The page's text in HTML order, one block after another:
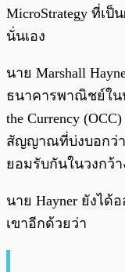
MicroStrategy ที่เ
นั่นเอง
นาย Marshall
ธนาคารพาณิชย์ใน
the Currency
สัญญาณที่บ่งบอกว่า
ยอมรับกันในวงกว้
นาย Hayner ยังไ
เขาอีกด้วยว่า